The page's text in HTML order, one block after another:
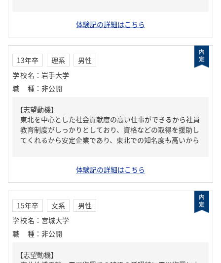
体験記の詳細はこちら
13年卒 理系
男性
学校名 ： 岩手大学
職種 ： 非公開
【志望動機】
東北を中心とした社会貢献度の高い仕事ができるから社員
教育制度がしっかりとしており、資格などの取得を援助し
てくれるから安定企業であり、東北での知名度も高いから
体験記の詳細はこちら
15年卒 文系
男性
学校名 ： 宮城大学
職種 ： 非公開
【志望動機】